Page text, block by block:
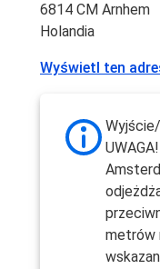
6814 CM Arnhem
Holandia
Wyświetl ten
metrów